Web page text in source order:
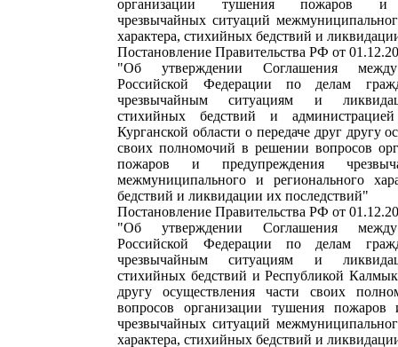
организации тушения пожаров и
чрезвычайных ситуаций
характера, стихийных бедствий и
Постановление Правительства РФ от
"Об утверждении Соглашения между
Российской Федерации по делам
чрезвычайным ситуациям и
стихийных бедствий и администрацией
Курганской области о передаче друг другу
своих полномочий в решении вопросов
пожаров и предупреждения
межмуниципального и регионального
бедствий и ликвидации их последствий"
Постановление Правительства РФ от
"Об утверждении Соглашения между
Российской Федерации по делам
чрезвычайным ситуациям и
стихийных бедствий и Республикой
другу осуществления части своих
вопросов организации тушения пожаров
чрезвычайных ситуаций
характера, стихийных бедствий и